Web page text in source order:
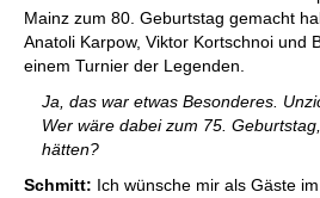
Mainz zum 80. Geburtstag gemacht
Anatoli Karpow, Viktor Kortschnoi und
einem Turnier der Legenden.
Ja, das war etwas Besonderes.
Wer wäre dabei zum 75.
hätten?
Schmitt: Ich wünsche mir als Gäste